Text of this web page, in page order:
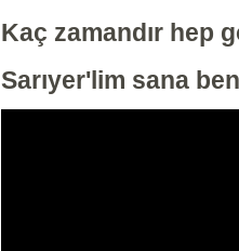
Kaç zamandır hep
Sarıyer'lim sana